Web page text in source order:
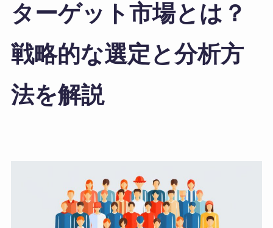
ターゲット市場とは？
戦略的な選定と分析方
法を解説